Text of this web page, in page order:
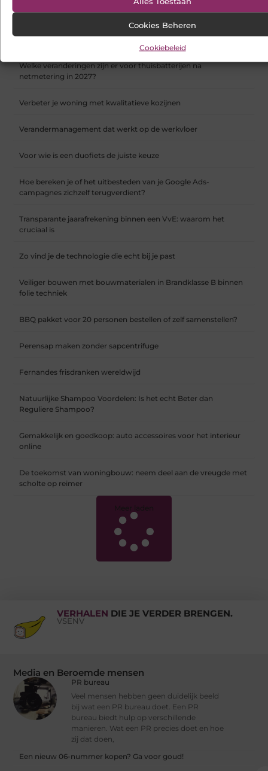
Cookies Beheren
Cookiebeleid
Koelkast en vriezer verhuizen doe je zo
Opnieuw beginnen op een datingsite in België na een scheiding
Welke veranderingen zijn er voor thuisbatterijen na
netmetering in 2027?
Verbeter je woning met kwalitatieve kozijnen
Verandermanagement dat werkt op de werkvloer
Voor wie is een duofiets de juiste keuze
Hoe bereken je of het uitbesteden van je Google Ads-
campagnes zichzelf terugverdient?
Transparante jaarafrekening binnen een VvE: waarom het
cruciaal is
Zo vind je de technologie die echt bij je past
Veiliger bouwen met bouwmaterialen in Brandklasse B binnen
folie techniek
BBQ pakket voor 20 personen bestellen of zelf samenstellen?
Perensap maken zonder sapcentrifuge
Fernandes frisdranken wereldwijd
Natuurlijke Shampoo Voordelen: Is het echt Beter dan
Reguliere Shampoo?
Gemakkelijk en goedkoop: auto accessoires voor het interieur
online
De toekomst van woningbouw: neem deel aan de vreugde met
scholte op reimer
Meer laden
VERHALEN DIE JE VERDER BRENGEN.
VSENV
Media en Beroemde mensen
PR bureau
Veel mensen hebben geen duidelijk beeld
bij wat een PR bureau doet. Een PR
bureau biedt hulp op verschillende
manieren. Wat een PR precies doet en hoe
zij dat doen,
Een nieuw 06-nummer kopen? Ga voor goud!